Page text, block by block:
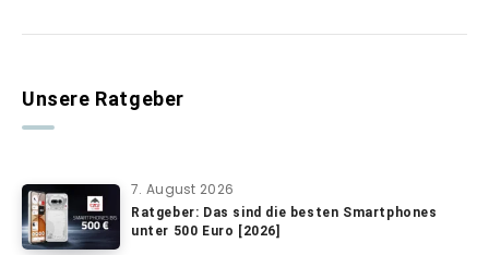
Unsere Ratgeber
7. August 2026
Ratgeber: Das sind die besten Smartphones
unter 500 Euro [2026]